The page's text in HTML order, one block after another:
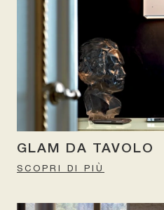
GLAM DA TAVOLO
SCOPRI DI PIÙ